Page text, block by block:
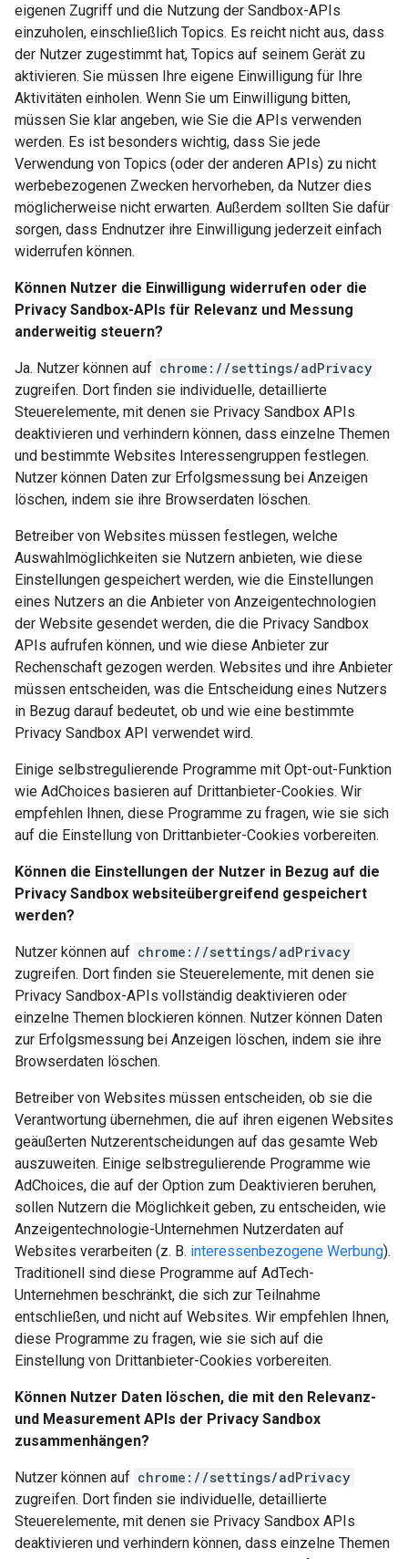
eigenen Zugriff und die Nutzung der Sandbox-APIs
einzuholen, einschließlich Topics. Es reicht nicht aus, dass
der Nutzer zugestimmt hat, Topics auf seinem Gerät zu
aktivieren. Sie müssen Ihre eigene Einwilligung für Ihre
Aktivitäten einholen. Wenn Sie um Einwilligung bitten,
müssen Sie klar angeben, wie Sie die APIs verwenden
werden. Es ist besonders wichtig, dass Sie jede
Verwendung von Topics (oder der anderen APIs) zu nicht
werbebezogenen Zwecken hervorheben, da Nutzer dies
möglicherweise nicht erwarten. Außerdem sollten Sie dafür
sorgen, dass Endnutzer ihre Einwilligung jederzeit einfach
widerrufen können.
Können Nutzer die Einwilligung widerrufen oder die
Privacy Sandbox-APIs für Relevanz und Messung
anderweitig steuern?
Ja. Nutzer können auf chrome://settings/adPrivacy
zugreifen. Dort finden sie individuelle, detaillierte
Steuerelemente, mit denen sie Privacy Sandbox APIs
deaktivieren und verhindern können, dass einzelne Themen
und bestimmte Websites Interessengruppen festlegen.
Nutzer können Daten zur Erfolgsmessung bei Anzeigen
löschen, indem sie ihre Browserdaten löschen.
Betreiber von Websites müssen festlegen, welche
Auswahlmöglichkeiten sie Nutzern anbieten, wie diese
Einstellungen gespeichert werden, wie die Einstellungen
eines Nutzers an die Anbieter von Anzeigentechnologien
der Website gesendet werden, die die Privacy Sandbox
APIs aufrufen können, und wie diese Anbieter zur
Rechenschaft gezogen werden. Websites und ihre Anbieter
müssen entscheiden, was die Entscheidung eines Nutzers
in Bezug darauf bedeutet, ob und wie eine bestimmte
Privacy Sandbox API verwendet wird.
Einige selbstregulierende Programme mit Opt-out-Funktion
wie AdChoices basieren auf Drittanbieter-Cookies. Wir
empfehlen Ihnen, diese Programme zu fragen, wie sie sich
auf die Einstellung von Drittanbieter-Cookies vorbereiten.
Können die Einstellungen der Nutzer in Bezug auf die
Privacy Sandbox websiteübergreifend gespeichert
werden?
Nutzer können auf chrome://settings/adPrivacy
zugreifen. Dort finden sie Steuerelemente, mit denen sie
Privacy Sandbox-APIs vollständig deaktivieren oder
einzelne Themen blockieren können. Nutzer können Daten
zur Erfolgsmessung bei Anzeigen löschen, indem sie ihre
Browserdaten löschen.
Betreiber von Websites müssen entscheiden, ob sie die
Verantwortung übernehmen, die auf ihren eigenen Websites
geäußerten Nutzerentscheidungen auf das gesamte Web
auszuweiten. Einige selbstregulierende Programme wie
AdChoices, die auf der Option zum Deaktivieren beruhen,
sollen Nutzern die Möglichkeit geben, zu entscheiden, wie
Anzeigentechnologie-Unternehmen Nutzerdaten auf
Websites verarbeiten (z. B. interessenbezogene Werbung).
Traditionell sind diese Programme auf AdTech-
Unternehmen beschränkt, die sich zur Teilnahme
entschließen, und nicht auf Websites. Wir empfehlen Ihnen,
diese Programme zu fragen, wie sie sich auf die
Einstellung von Drittanbieter-Cookies vorbereiten.
Können Nutzer Daten löschen, die mit den Relevanz-
und Measurement APIs der Privacy Sandbox
zusammenhängen?
Nutzer können auf chrome://settings/adPrivacy
zugreifen. Dort finden sie individuelle, detaillierte
Steuerelemente, mit denen sie Privacy Sandbox APIs
deaktivieren und verhindern können, dass einzelne Themen